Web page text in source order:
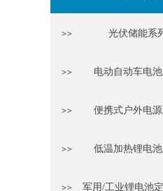
光伏储能系
电动自动车电池
便携式户外电源
低温加热锂电池
军用/工业锂电池